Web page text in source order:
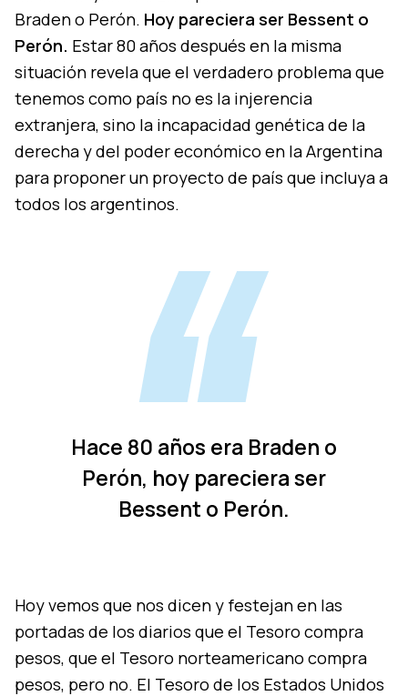
Braden o Perón. Hoy pareciera ser Bessent o
Perón. Estar 80 años después en la misma
situación revela que el verdadero problema que
tenemos como país no es la injerencia
extranjera, sino la incapacidad genética de la
derecha y del poder económico en la Argentina
para proponer un proyecto de país que incluya a
todos los argentinos.
Hace 80 años era Braden o
Perón, hoy pareciera ser
Bessent o Perón.
Hoy vemos que nos dicen y festejan en las
portadas de los diarios que el Tesoro compra
pesos, que el Tesoro norteamericano compra
pesos, pero no. El Tesoro de los Estados Unidos